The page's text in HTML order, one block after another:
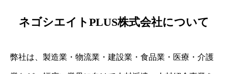
ネゴシエイトPLUS株式会社について
弊社は、製造業・物流業・建設業・食品業・医療・介護